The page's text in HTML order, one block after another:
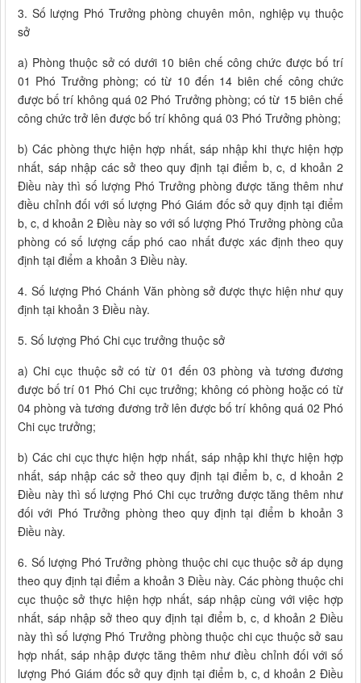
3. Số lượng Phó Trưởng phòng chuyên môn, nghiệp vụ thuộc
sở
a) Phòng thuộc sở có dưới 10 biên chế công chức được bố trí
01 Phó Trưởng phòng; có từ 10 đến 14 biên chế công chức
được bố trí không quá 02 Phó Trưởng phòng; có từ 15 biên chế
công chức trở lên được bố trí không quá 03 Phó Trưởng phòng;
b) Các phòng thực hiện hợp nhất, sáp nhập khi thực hiện hợp
nhất, sáp nhập các sở theo quy định tại điểm b, c, d khoản 2
Điều này thì số lượng Phó Trưởng phòng được tăng thêm như
điều chỉnh đối với số lượng Phó Giám đốc sở quy định tại điểm
b, c, d khoản 2 Điều này so với số lượng Phó Trưởng phòng của
phòng có số lượng cấp phó cao nhất được xác định theo quy
định tại điểm a khoản 3 Điều này.
4. Số lượng Phó Chánh Văn phòng sở được thực hiện như quy
định tại khoản 3 Điều này.
5. Số lượng Phó Chi cục trưởng thuộc sở
a) Chi cục thuộc sở có từ 01 đến 03 phòng và tương đương
được bố trí 01 Phó Chi cục trưởng; không có phòng hoặc có từ
04 phòng và tương đương trở lên được bố trí không quá 02 Phó
Chi cục trưởng;
b) Các chi cục thực hiện hợp nhất, sáp nhập khi thực hiện hợp
nhất, sáp nhập các sở theo quy định tại điểm b, c, d khoản 2
Điều này thì số lượng Phó Chi cục trưởng được tăng thêm như
đối với Phó Trưởng phòng theo quy định tại điểm b khoản 3
Điều này.
6. Số lượng Phó Trưởng phòng thuộc chi cục thuộc sở áp dụng
theo quy định tại điểm a khoản 3 Điều này. Các phòng thuộc chi
cục thuộc sở thực hiện hợp nhất, sáp nhập cùng với việc hợp
nhất, sáp nhập sở theo quy định tại điểm b, c, d khoản 2 Điều
này thì số lượng Phó Trưởng phòng thuộc chi cục thuộc sở sau
hợp nhất, sáp nhập được tăng thêm như điều chỉnh đối với số
lượng Phó Giám đốc sở quy định tại điểm b, c, d khoản 2 Điều